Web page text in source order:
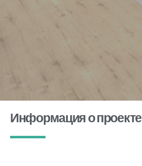
Информация о проекте